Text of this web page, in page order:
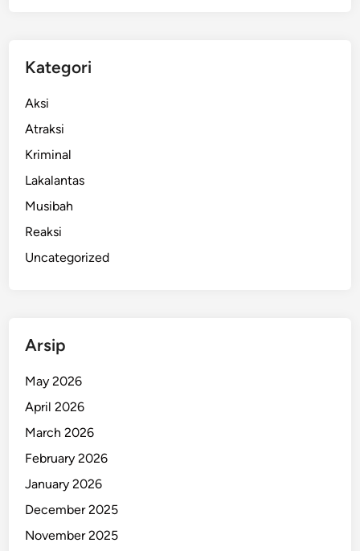
k
s
a
i
e
D
i
c
d
u
k
o
Kategori
Aksi
Atraksi
Kriminal
Lakalantas
Musibah
Reaksi
Uncategorized
Arsip
May 2026
April 2026
March 2026
February 2026
January 2026
December 2025
November 2025